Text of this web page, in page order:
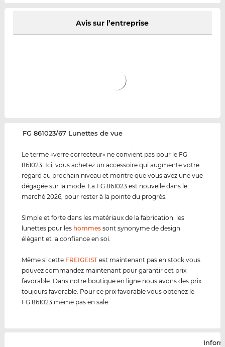
Avis sur l’entreprise
‌FG 861023/67 Lunettes de vue
Le terme «verre correcteur» ne convient pas pour le FG
861023. Ici, vous achetez un accessoire qui augmente votre
regard au prochain niveau et montre que vous avez une vue
dégagée sur la mode. La FG 861023 est nouvelle dans le
marché 2026, pour rester à la pointe du progrès.
Simple et forte dans les matériaux de la fabrication: les
lunettes pour les hommes sont synonyme de design
élégant et la confiance en soi.
Même si cette FREIGEIST est maintenant pas en stock vous
pouvez commandez maintenant pour garantir cet prix
favorable. Dans notre boutique en ligne nous avons des prix
toujours favorable. Pour ce prix favorable vous obtenez le
FG 861023 même pas en sale.